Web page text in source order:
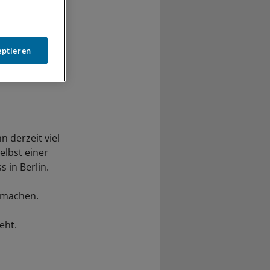
derzeit viel
einer
in Berlin.